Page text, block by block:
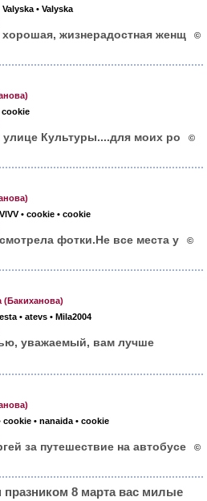
Valyska • Valyska
хорошая, жизнерадостная женщ
©
cookie
Культуры....для моих ро
©
• cookie • cookie
фотки.Не все места у
©
(Бакиханова)
• atevs • Mila2004
уважаемый, вам лучше
cookie • nanaida • cookie
за путешествие на автобусе
©
8 марта вас милые